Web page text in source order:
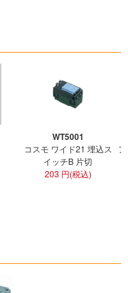
WT5001
コスモ ワイド21 埋込ス
イッチB 片切
203 円(税込)